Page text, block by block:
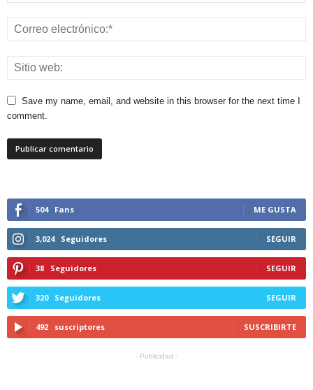
Save my name, email, and website in this browser for the next time I
comment.
504 Fans ME GUSTA
3,024 Seguidores SEGUIR
38 Seguidores SEGUIR
320 Seguidores SEGUIR
492 suscriptores SUSCRIBIRTE
- Publicidad -